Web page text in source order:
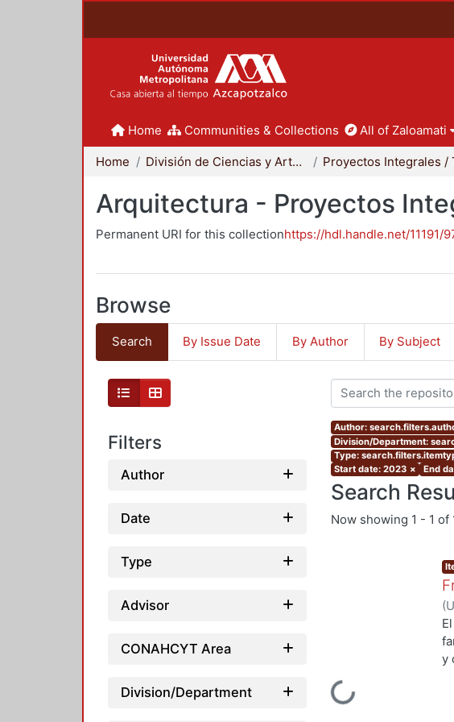
Home Communities & Collections All of Zaloamati
Home División de Ciencias y Artes para el Diseño
Arquitectura - Proyectos
Permanent URI for this collectionhttps://hdl.handle.net/11191/
Browse
Search By Issue Date By Author By Subject
Filters
Author
Date
Type
Advisor
CONAHCYT Area
Division/Department
Author:
Division/Department:
Type:
Start date: 2023 × End
Search
Now showing 1 - 1 of
Loading...
(
y